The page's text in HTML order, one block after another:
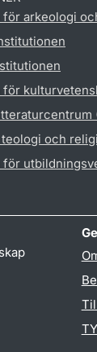
arkeologi
och